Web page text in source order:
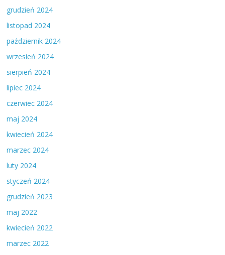
grudzień 2024
listopad 2024
październik 2024
wrzesień 2024
sierpień 2024
lipiec 2024
czerwiec 2024
maj 2024
kwiecień 2024
marzec 2024
luty 2024
styczeń 2024
grudzień 2023
maj 2022
kwiecień 2022
marzec 2022